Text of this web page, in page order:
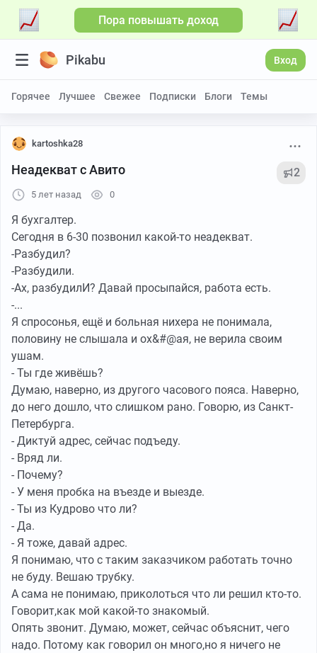
Пора повышать доход
Pikabu Вход
Горячее Лучшее Свежее Подписки Блоги Темы
kartoshka28
Неадекват с Авито 2
5 лет назад 0
Я бухгалтер.
Сегодня в 6-30 позвонил какой-то неадекват.
-Разбудил?
-Разбудили.
-Ах, разбудилИ? Давай просыпайся, работа есть.
-...
Я спросонья, ещё и больная нихера не понимала,
половину не слышала и ох&#@ая, не верила своим
ушам.
- Ты где живёшь?
Думаю, наверно, из другого часового пояса. Наверно,
до него дошло, что слишком рано. Говорю, из Санкт-
Петербурга.
- Диктуй адрес, сейчас подъеду.
- Вряд ли.
- Почему?
- У меня пробка на въезде и выезде.
- Ты из Кудрово что ли?
- Да.
- Я тоже, давай адрес.
Я понимаю, что с таким заказчиком работать точно
не буду. Вешаю трубку.
А сама не понимаю, приколоться что ли решил кто-то.
Говорит,как мой какой-то знакомый.
Опять звонит. Думаю, может, сейчас объяснит, чего
надо. Потому как говорил он много,но я ничего не